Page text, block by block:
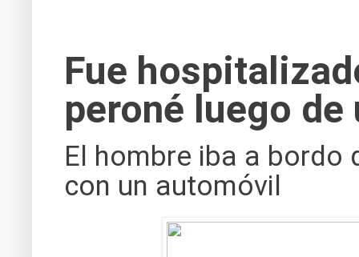
Fue
peroné luego
El hombre iba a
con un automóvil